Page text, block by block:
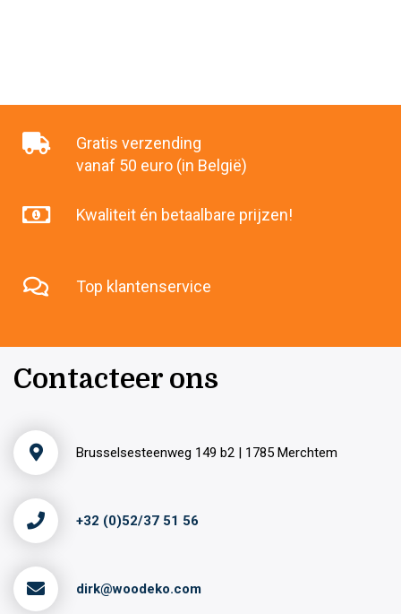
Gratis verzending
vanaf 50 euro (in België)
Kwaliteit én betaalbare prijzen!
Top klantenservice
Contacteer ons
Brusselsesteenweg 149 b2 | 1785 Merchtem
+32 (0)52/37 51 56
dirk@woodeko.com